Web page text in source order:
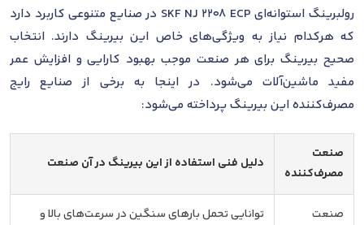
رولبرینگ استوانه‌ای SKF NJ 2208 ECP در صنایع متنوعی کاربرد دارد
که هرکدام نیاز به ویژگی‌های خاص این بیرینگ دارند. انتخاب
صحیح بیرینگ برای هر صنعت موجب بهبود کارایی و افزایش عمر
مفید ماشین‌آلات می‌شود. در اینجا به برخی از صنایع رایج
مصرف‌کننده این بیرینگ پرداخته می‌شود:
صنعت
مصرف‌کننده
دلیل فنی استفاده از این بیرینگ در آن صنعت
صنعت
توانایی تحمل بارهای سنگین در سرعت‌های بالا و